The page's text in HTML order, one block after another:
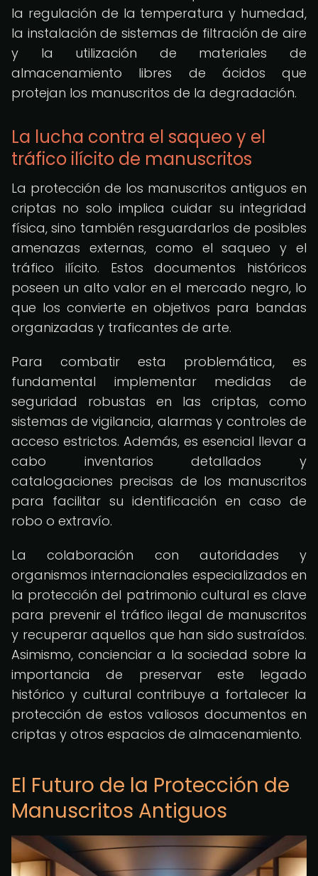
la regulación de la temperatura y humedad,
la instalación de sistemas de filtración de aire
y la utilización de materiales de
almacenamiento libres de ácidos que
protejan los manuscritos de la degradación.
La lucha contra el saqueo y el
tráfico ilícito de manuscritos
La protección de los manuscritos antiguos en
criptas no solo implica cuidar su integridad
física, sino también resguardarlos de posibles
amenazas externas, como el saqueo y el
tráfico ilícito. Estos documentos históricos
poseen un alto valor en el mercado negro, lo
que los convierte en objetivos para bandas
organizadas y traficantes de arte.
Para combatir esta problemática, es
fundamental implementar medidas de
seguridad robustas en las criptas, como
sistemas de vigilancia, alarmas y controles de
acceso estrictos. Además, es esencial llevar a
cabo inventarios detallados y
catalogaciones precisas de los manuscritos
para facilitar su identificación en caso de
robo o extravío.
La colaboración con autoridades y
organismos internacionales especializados en
la protección del patrimonio cultural es clave
para prevenir el tráfico ilegal de manuscritos
y recuperar aquellos que han sido sustraídos.
Asimismo, concienciar a la sociedad sobre la
importancia de preservar este legado
histórico y cultural contribuye a fortalecer la
protección de estos valiosos documentos en
criptas y otros espacios de almacenamiento.
El Futuro de la Protección de
Manuscritos Antiguos